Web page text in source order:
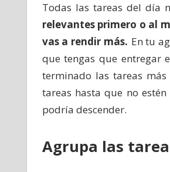
Todas las tareas del día
relevantes primero o al
vas a rendir más. En tu
que tengas que entregar
terminado las tareas
tareas hasta que no
podría descender.
Agrupa las